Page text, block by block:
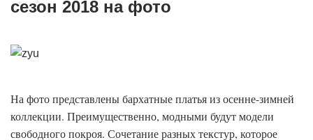
сезон 2018 на фото
На фото представлены бархатные платья из осенне-зимней
коллекции. Преимущественно, модными будут модели
свободного покроя. Сочетание разных текстур, которое